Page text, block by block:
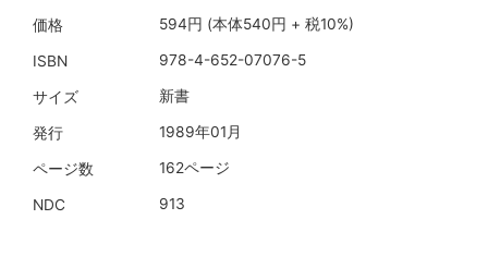
価格 594円 (本体540円 + 税10%)
ISBN 978-4-652-07076-5
サイズ 新書
発行 1989年01月
ページ数 162ページ
NDC 913